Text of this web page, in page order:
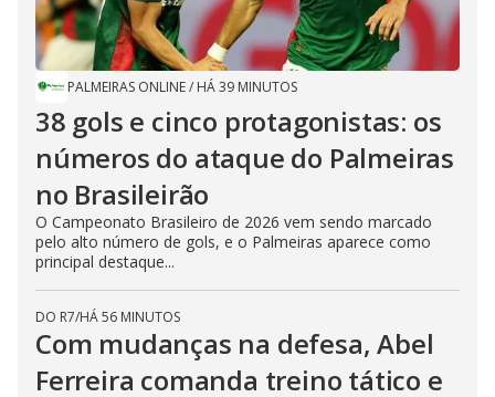
PALMEIRAS ONLINE/ HÁ 39 MINUTOS
38 gols e cinco protagonistas: os
números do ataque do Palmeiras
no Brasileirão
O Campeonato Brasileiro de 2026 vem sendo marcado
pelo alto número de gols, e o Palmeiras aparece como
principal destaque...
DO R7/HÁ 56 MINUTOS
Com mudanças na defesa, Abel
Ferreira comanda treino tático e